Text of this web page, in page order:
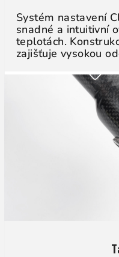
Systém nastavení
snadné a intuitivní
teplotách.
zajišťuje vysokou